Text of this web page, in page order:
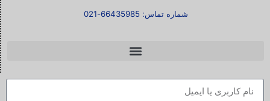
شماره تماس: 66435985-021